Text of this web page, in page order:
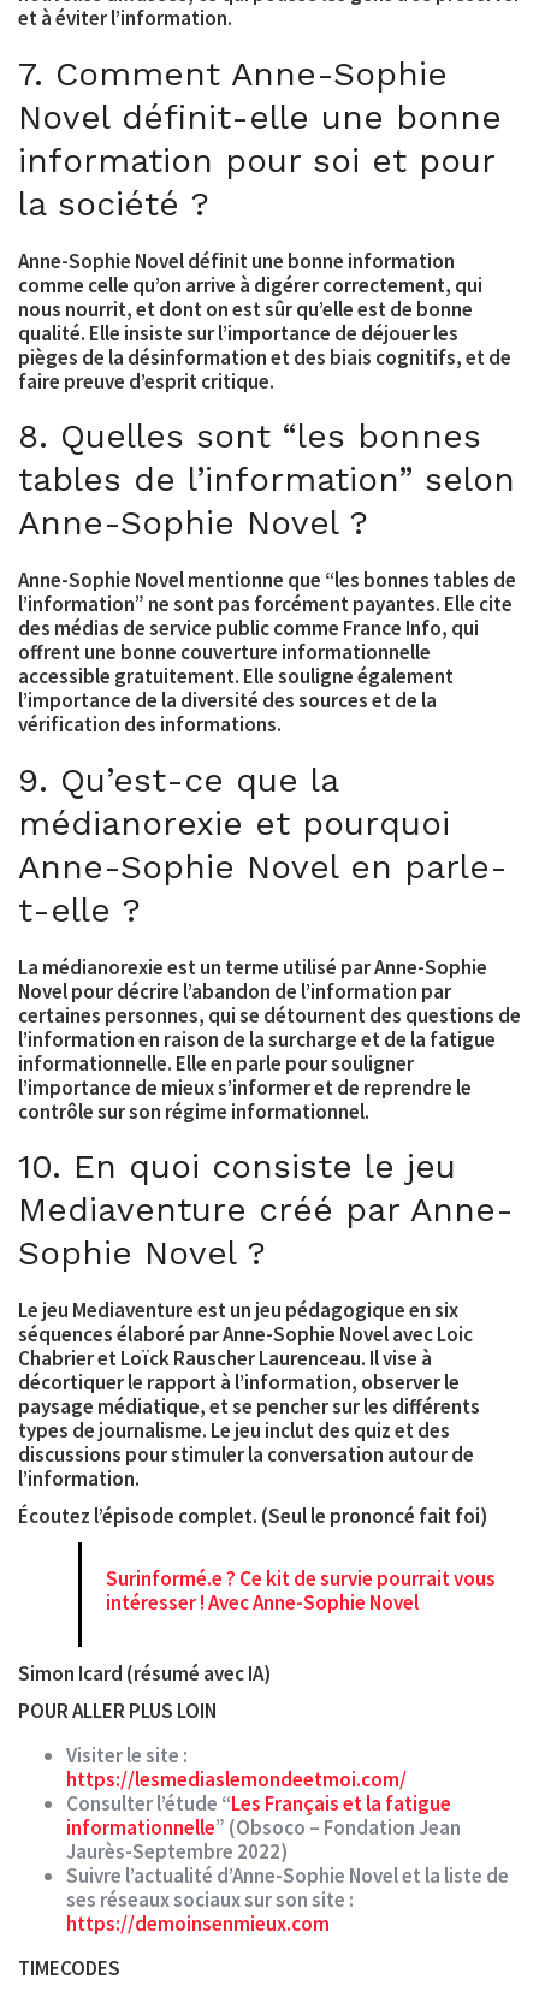
et à éviter l’information.
7. Comment Anne-Sophie
Novel définit-elle une bonne
information pour soi et pour
la société ?
Anne-Sophie Novel définit une bonne information
comme celle qu’on arrive à digérer correctement, qui
nous nourrit, et dont on est sûr qu’elle est de bonne
qualité. Elle insiste sur l’importance de déjouer les
pièges de la désinformation et des biais cognitifs, et de
faire preuve d’esprit critique.
8. Quelles sont “les bonnes
tables de l’information” selon
Anne-Sophie Novel ?
Anne-Sophie Novel mentionne que “les bonnes tables de
l’information” ne sont pas forcément payantes. Elle cite
des médias de service public comme France Info, qui
offrent une bonne couverture informationnelle
accessible gratuitement. Elle souligne également
l’importance de la diversité des sources et de la
vérification des informations.
9. Qu’est-ce que la
médianorexie et pourquoi
Anne-Sophie Novel en parle-
t-elle ?
La médianorexie est un terme utilisé par Anne-Sophie
Novel pour décrire l’abandon de l’information par
certaines personnes, qui se détournent des questions de
l’information en raison de la surcharge et de la fatigue
informationnelle. Elle en parle pour souligner
l’importance de mieux s’informer et de reprendre le
contrôle sur son régime informationnel.
10. En quoi consiste le jeu
Mediaventure créé par Anne-
Sophie Novel ?
Le jeu Mediaventure est un jeu pédagogique en six
séquences élaboré par Anne-Sophie Novel avec Loic
Chabrier et Loïck Rauscher Laurenceau. Il vise à
décortiquer le rapport à l’information, observer le
paysage médiatique, et se pencher sur les différents
types de journalisme. Le jeu inclut des quiz et des
discussions pour stimuler la conversation autour de
l’information.
Écoutez l’épisode complet. (Seul le prononcé fait foi)
Surinformé.e ? Ce kit de survie pourrait vous
intéresser ! Avec Anne-Sophie Novel
Simon Icard (résumé avec IA)
POUR ALLER PLUS LOIN
Visiter le site :
https://lesmediaslemondeetmoi.com/
Consulter l’étude “Les Français et la fatigue
informationnelle” (Obsoco – Fondation Jean
Jaurès-Septembre 2022)
Suivre l’actualité d’Anne-Sophie Novel et la liste de
ses réseaux sociaux sur son site :
https://demoinsenmieux.com
TIMECODES